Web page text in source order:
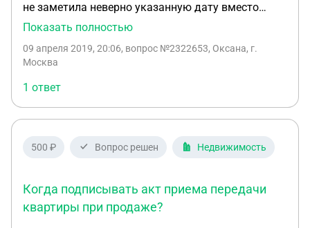
не заметила неверно указанную дату вместо
27.12.17г. мне поставили 22.01.18г. Я оформила
22.01.18г. Теперь при возврате НДФЛ я
строительную компанию с просьбой исправить
акт. Стр. компания акт исправила, а юстиция
отказывается вносить изменения в акт в части
даты. Это правомерно? Отказ мне не дают,
требуют что бы я сама отозвала заявление или
мошенничества. Как я могу внести изменения в
акт приёма- передачи.
Показать полностью
09 апреля 2019, 20:06, вопрос №2322653, Оксана, г.
Москва
1 ответ
500 ₽ Вопрос решен Недвижимость
Когда подписывать акт приема передачи
квартиры при продаже?